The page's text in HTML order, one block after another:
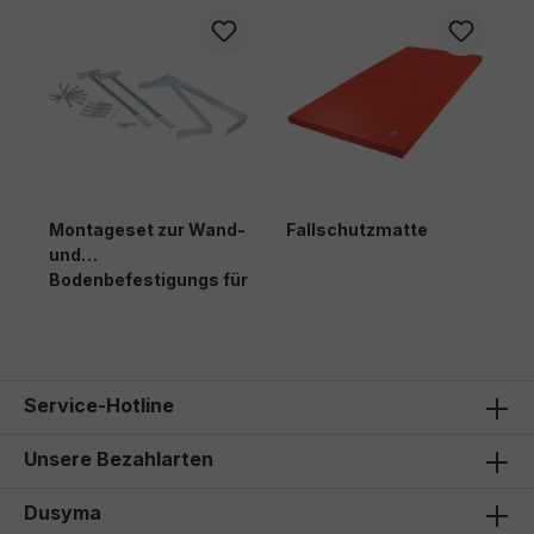
Montageset zur Wand-
und
Bodenbefestigungs für
Fallschutzmatte
Service-Hotline
Unsere Bezahlarten
Dusyma